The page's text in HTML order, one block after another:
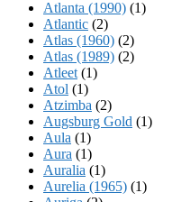
Atlanta (1990) (1)
Atlantic (2)
Atlas (1960) (2)
Atlas (1989) (2)
Atleet (1)
Atol (1)
Atzimba (2)
Augsburg Gold (1)
Aula (1)
Aura (1)
Auralia (1)
Aurelia (1965) (1)